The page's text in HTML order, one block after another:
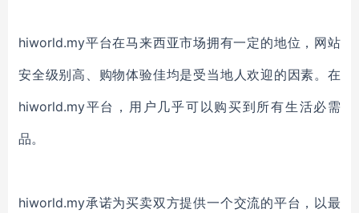
hiworld.my平台在马来西亚市场拥有一定的地位 ，网站
安全级别高、购物体验佳均是受当地人欢迎的因素。在
hiworld.my平台，用户 几乎可以购买到所有生活必需
品。
hiworld.my承诺为买卖双方提供一个交流的平台，以最